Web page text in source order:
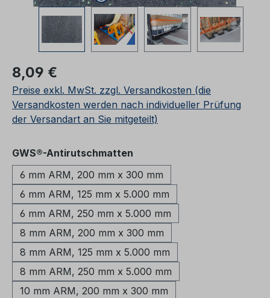
Regulärer Preis:
8,09 €
Preise exkl. MwSt. zzgl. Versandkosten (die
Versandkosten werden nach individueller Prüfung
der Versandart an Sie mitgeteilt)
GWS®-Antirutschmatten
6 mm ARM, 200 mm x 300 mm
6 mm ARM, 125 mm x 5.000 mm
6 mm ARM, 250 mm x 5.000 mm
8 mm ARM, 200 mm x 300 mm
8 mm ARM, 125 mm x 5.000 mm
8 mm ARM, 250 mm x 5.000 mm
10 mm ARM, 200 mm x 300 mm